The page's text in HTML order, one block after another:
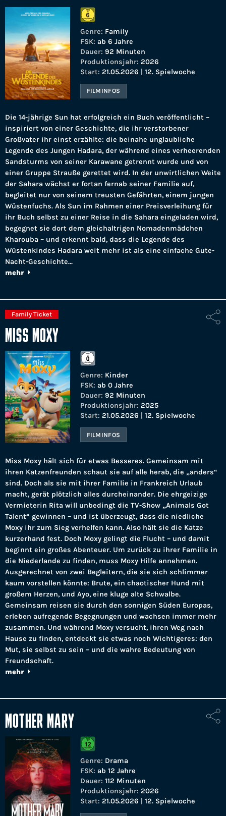
Genre: Family
FSK: ab 6 Jahre
Dauer: 92 Minuten
Produktionsjahr: 2026
Start: 21.05.2026 | 12. Spielwoche
FILMINFOS
Die 14-jährige Sun hat erfolgreich ein Buch veröffentlicht –
inspiriert von einer Geschichte, die ihr verstorbener
Großvater ihr einst erzählte: die beinahe unglaubliche
Legende des Jungen Hadara, der während eines verheerenden
Sandsturms von seiner Karawane getrennt wurde und von
einer Gruppe Strauße gerettet wird. In der unwirtlichen Weite
der Sahara wächst er fortan fernab seiner Familie auf,
begleitet nur von seinem treusten Gefährten, einem jungen
Wüstenfuchs. Als Sun im Rahmen einer Preisverleihung für
ihr Buch selbst zu einer Reise in die Sahara eingeladen wird,
begegnet sie dort dem gleichaltrigen Nomadenmädchen
Kharouba – und erkennt bald, dass die Legende des
Wüstenkindes Hadara weit mehr ist als eine einfache Gute-
Nacht-Geschichte…
mehr
Family Ticket
MISS MOXY
Genre: Kinder
FSK: ab 0 Jahre
Dauer: 92 Minuten
Produktionsjahr: 2025
Start: 21.05.2026 | 12. Spielwoche
FILMINFOS
Miss Moxy hält sich für etwas Besseres. Gemeinsam mit
ihren Katzenfreunden schaut sie auf alle herab, die „anders“
sind. Doch als sie mit ihrer Familie in Frankreich Urlaub
macht, gerät plötzlich alles durcheinander. Die ehrgeizige
Vermieterin Rita will unbedingt die TV-Show „Animals Got
Talent“ gewinnen – und ist überzeugt, dass die niedliche
Moxy ihr zum Sieg verhelfen kann. Also hält sie die Katze
kurzerhand fest. Doch Moxy gelingt die Flucht – und damit
beginnt ein großes Abenteuer. Um zurück zu ihrer Familie in
die Niederlande zu finden, muss Moxy Hilfe annehmen.
Ausgerechnet von zwei Begleitern, die sie sich schlimmer
kaum vorstellen könnte: Brute, ein chaotischer Hund mit
großem Herzen, und Ayo, eine kluge alte Schwalbe.
Gemeinsam reisen sie durch den sonnigen Süden Europas,
erleben aufregende Begegnungen und wachsen immer mehr
zusammen. Und während Moxy versucht, ihren Weg nach
Hause zu finden, entdeckt sie etwas noch Wichtigeres: den
Mut, sie selbst zu sein – und die wahre Bedeutung von
Freundschaft.
mehr
MOTHER MARY
Genre: Drama
FSK: ab 12 Jahre
Dauer: 112 Minuten
Produktionsjahr: 2026
Start: 21.05.2026 | 12. Spielwoche